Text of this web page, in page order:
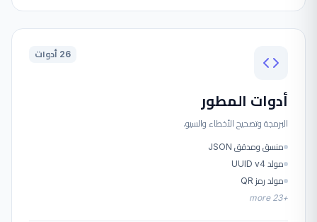
26 أدوات
أدوات المطور
البرمجة وتصحيح الأخطاء والسيو.
منسق ومدقق JSON
مولد UUID v4
مولد رمز QR
+
23
more